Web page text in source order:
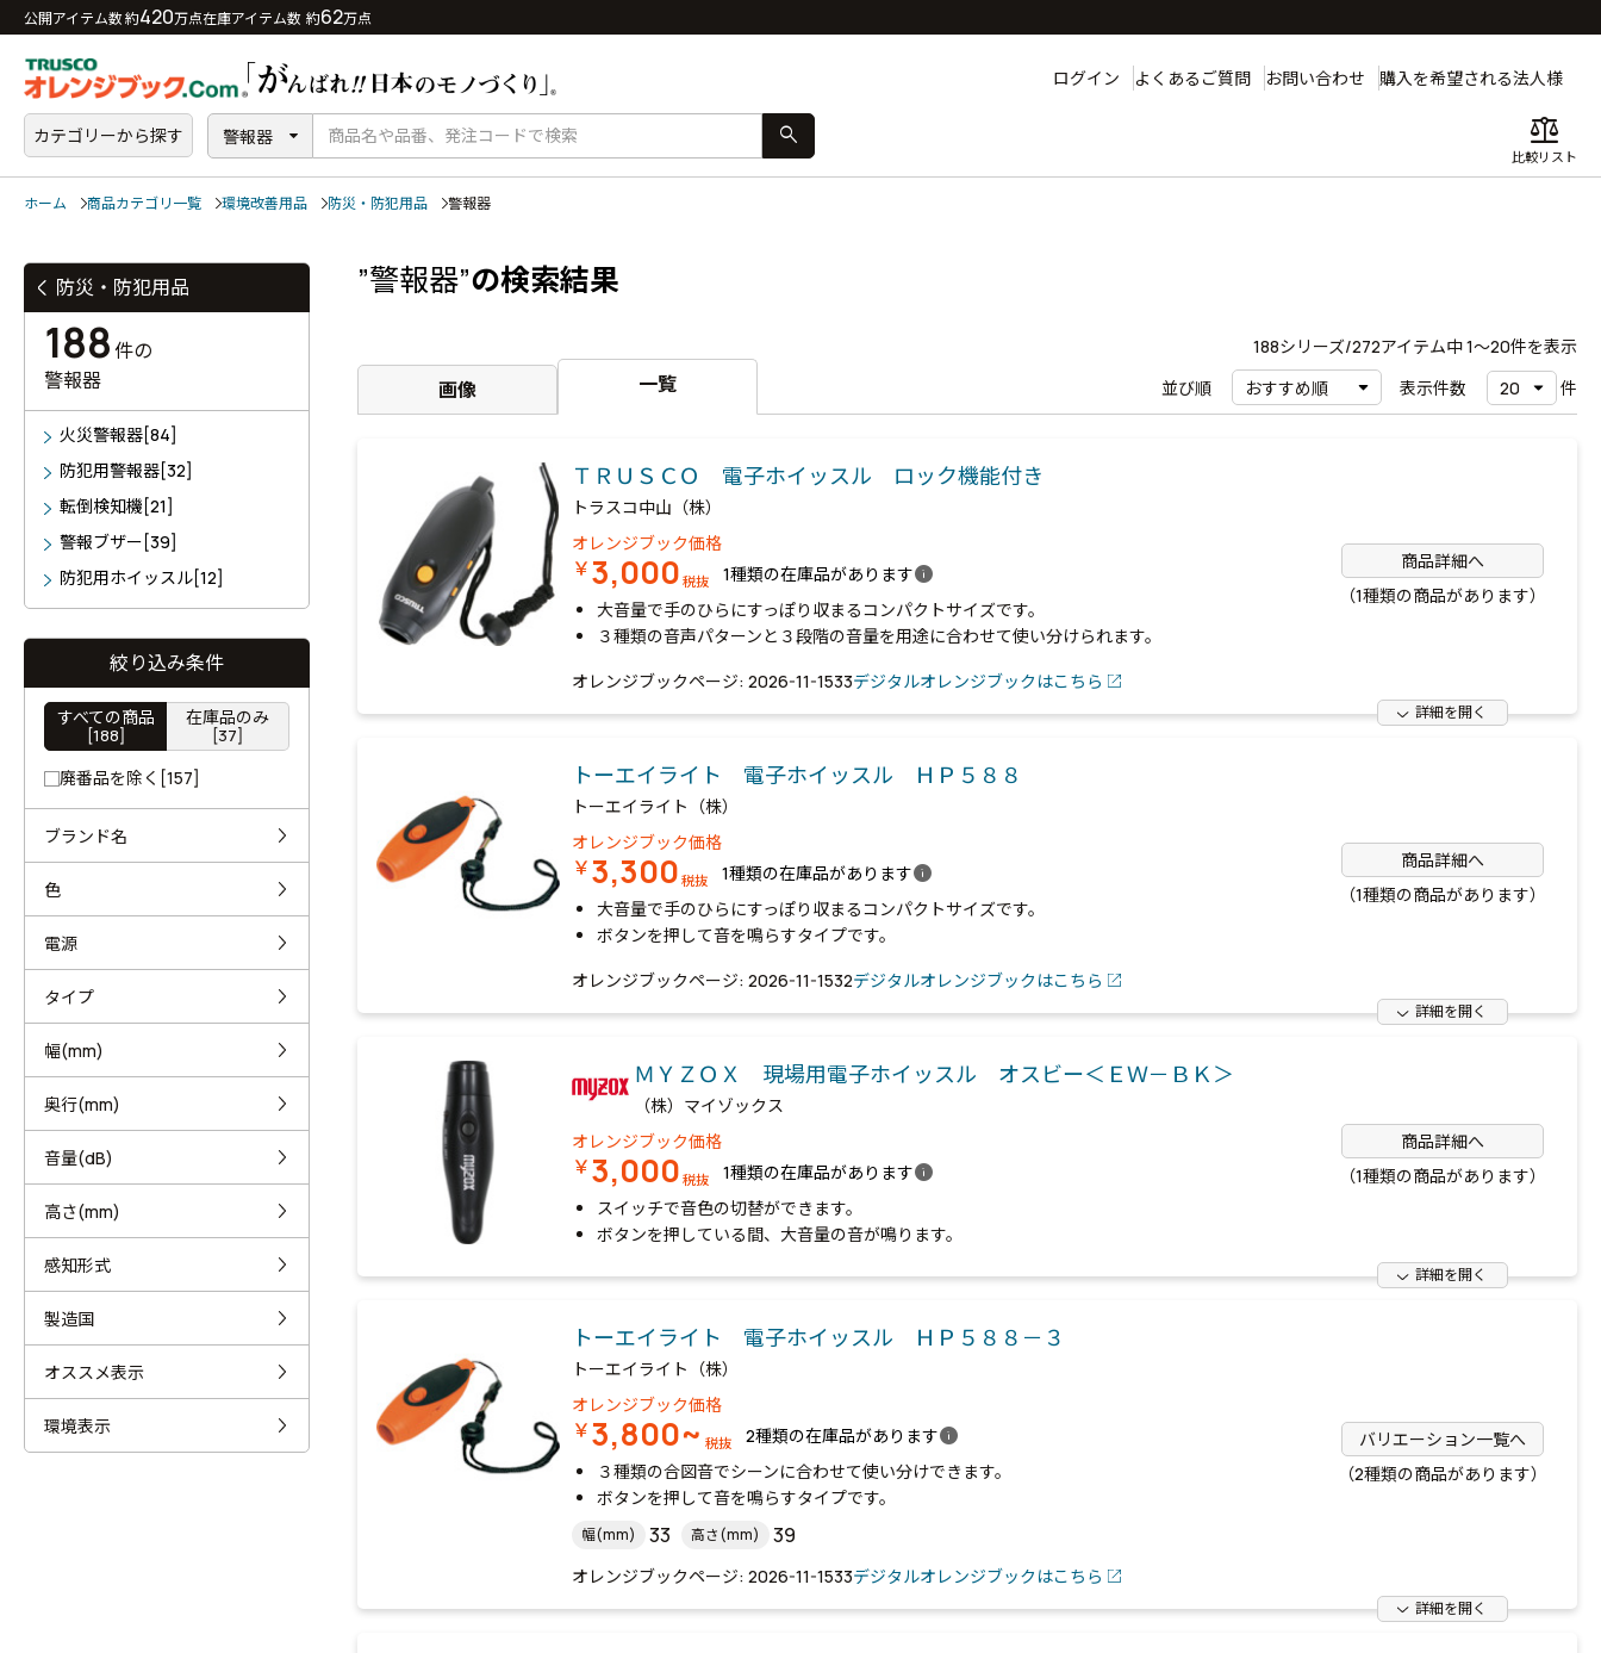
公開アイテム数 約420万点在庫アイテム数 約62万点
ログイン よくあるご質問 お問い合わせ 購入を希望される法人様
カテゴリーから探す 警報器 search balance
比較リスト
ホーム 商品カテゴリ一覧 環境改善用品 防災・防犯用品 警報器
”警報器”の検索結果
188シリーズ/272アイテム中1〜20件を表示
並び順
表示件数 件
画像 一覧
ＴＲＵＳＣＯ 電子ホイッスル ロック機能付き
トラスコ中山（株）
オレンジブック価格
￥3,000 税抜 1種類の在庫品がありますinfo
商品詳細へ
（1種類の商品があります）
大音量で手のひらにすっぽり収まるコンパクトサイズです。
３種類の音声パターンと３段階の音量を用途に合わせて使い分けられます。
オレンジブックページ: 2026-11-1533デジタルオレンジブックはこちら
詳細を開く
トーエイライト 電子ホイッスル ＨＰ５８８
トーエイライト（株）
オレンジブック価格
￥3,300 税抜 1種類の在庫品がありますinfo
商品詳細へ
（1種類の商品があります）
大音量で手のひらにすっぽり収まるコンパクトサイズです。
ボタンを押して音を鳴らすタイプです。
オレンジブックページ: 2026-11-1532デジタルオレンジブックはこちら
詳細を開く
ＭＹＺＯＸ 現場用電子ホイッスル オスビー＜ＥＷ－ＢＫ＞
（株）マイゾックス
オレンジブック価格
￥3,000 税抜 1種類の在庫品がありますinfo
商品詳細へ
（1種類の商品があります）
スイッチで音色の切替ができます。
ボタンを押している間、大音量の音が鳴ります。
詳細を開く
トーエイライト 電子ホイッスル ＨＰ５８８－３
トーエイライト（株）
オレンジブック価格
￥3,800~ 税抜 2種類の在庫品がありますinfo
バリエーション一覧へ
（2種類の商品があります）
３種類の合図音でシーンに合わせて使い分けできます。
ボタンを押して音を鳴らすタイプです。
幅(mm) 33 高さ(mm) 39
オレンジブックページ: 2026-11-1533デジタルオレンジブックはこちら
詳細を開く
防災・防犯用品
188件の
警報器
火災警報器[84]
防犯用警報器[32]
転倒検知機[21]
警報ブザー[39]
防犯用ホイッスル[12]
絞り込み条件
すべての商品
[188]
在庫品のみ
[37]
廃番品を除く[157]
ブランド名
色
電源
タイプ
幅(mm)
奥行(mm)
音量(dB)
高さ(mm)
感知形式
製造国
オススメ表示
環境表示